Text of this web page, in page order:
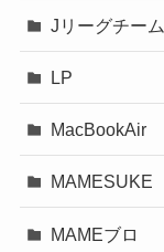
Jリーグチーム
LP
MacBookAir
MAMESUKE
MAMEブロ